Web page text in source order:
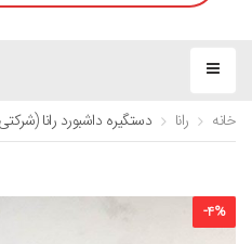
خانه رانا دستگیره داشبورد رانا
-4%